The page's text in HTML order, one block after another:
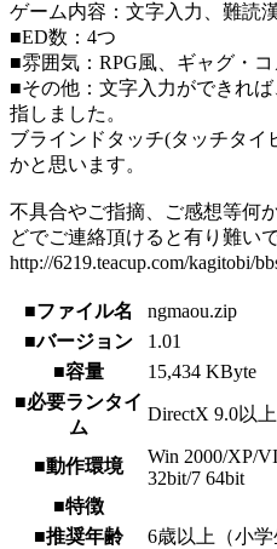
ゲーム内容：文字入力、難読
■ED数：4つ
■雰囲気：RPG風、ギャグ・コ
■その他：文字入力ができれ
指しました。
ブラインドタッチ(タッチタイ
かと思います。
不具合やご指摘、ご感想等何
どでご連絡頂けると有り難いで
http://6219.teacup.com/kagitobi/
■ファイル名
ngmaou.zip
■バージョン
1.01
■容量
15,434 KByte
■必要ランタイ
ム
DirectX 9.0以上
■動作環境
Win 2000/XP/
32bit/7 64bit
■特徴
■推奨年齢
6歳以上（小学